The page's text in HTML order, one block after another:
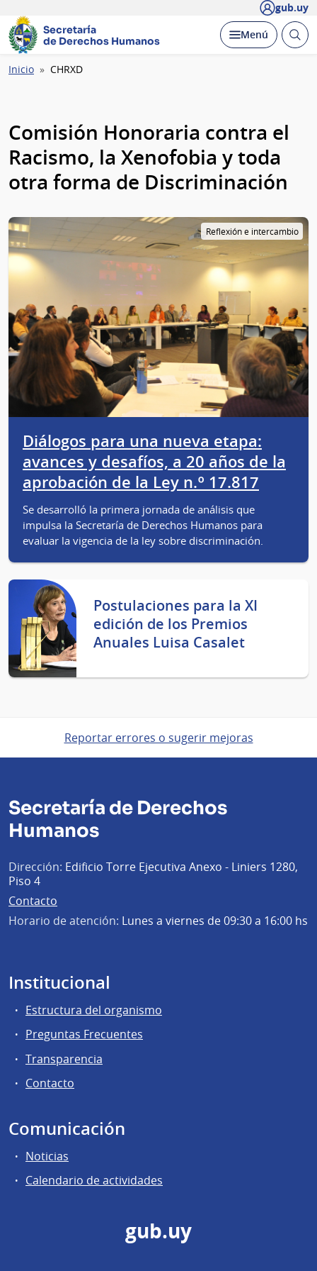
gub.uy
Secretaría
de Derechos Humanos
Desplegar
Menú Abrir
Ruta
Inicio CHRXD
Comisión Honoraria contra el
Racismo, la Xenofobia y toda
otra forma de Discriminación
Reflexión e intercambio
Diálogos para una nueva etapa:
avances y desafíos, a 20 años de la
aprobación de la Ley n.º 17.817
Se desarrolló la primera jornada de análisis que
impulsa la Secretaría de Derechos Humanos para
evaluar la vigencia de la ley sobre discriminación.
Postulaciones para la XI
edición de los Premios
Anuales Luisa Casalet
Reportar errores o sugerir mejoras
Secretaría de Derechos
Humanos
Dirección: Edificio Torre Ejecutiva Anexo - Liniers 1280,
Piso 4
Contacto
Horario de atención: Lunes a viernes de 09:30 a 16:00 hs
Institucional
Estructura del organismo
Preguntas Frecuentes
Transparencia
Contacto
Comunicación
Noticias
Calendario de actividades
gub.uy